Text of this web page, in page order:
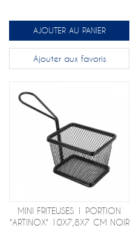
AJOUTER AU PANIER
Ajouter aux favoris
MINI FRITEUSES 1 PORTION
"ARTINOX" 10X7,8X7 CM NOIR